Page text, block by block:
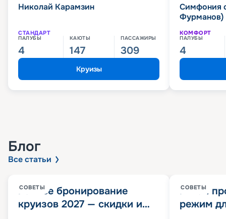
Николай Карамзин
СТАНДАРТ
ПАЛУБЫ
4
КАЮТЫ
147
ПАССАЖИРЫ
309
Круизы
Симфония
Фурманов)
КОМФОРТ
ПАЛУБЫ
4
Блог
Все статьи
СОВЕТЫ
Раннее бронирование
круизов 2027 — скидки и
СОВЕТЫ
Китай
режим